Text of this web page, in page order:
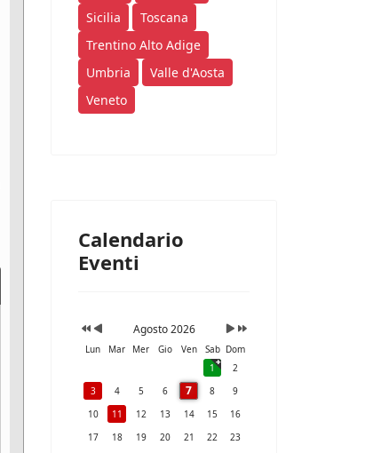
Sicilia
Toscana
Trentino Alto Adige
Umbria
Valle d'Aosta
Veneto
Calendario
Eventi
Agosto 2026
Lun Mar Mer Gio Ven Sab Dom
1
2
3
4 5 6 7 8
9
10
11 12 13 14 15
16
17
18 19 20 21 22
23